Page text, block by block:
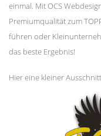
einmal. Mit OCS
Premiumqualität zum
führen oder
das beste Ergebnis!
Hier eine kleiner